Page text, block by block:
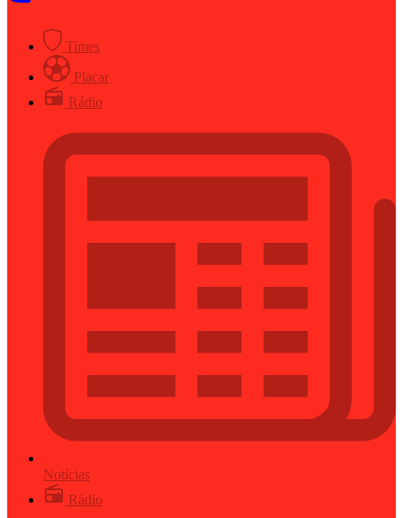
Times
Placar
Rádio
Notícias
Rádio